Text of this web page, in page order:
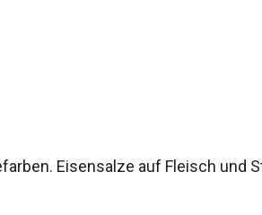
Eisensalze auf Fleisch und